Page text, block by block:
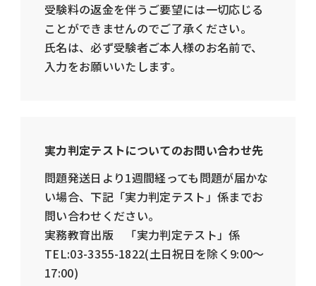
受験料の返金を伴うご要望には一切応じる
ことができませんのでご了承ください。
氏名は、必ず受験者ご本人様のお名前で、
入力をお願いいたします。
実力判定テストについてのお問い合わせ先
問題発送日より1週間経っても問題が届かな
い場合、下記「実力判定テスト」係までお
問い合わせください。
実務教育出版 「実力判定テスト」係
TEL:03-3355-1822(土日祝日を除く9:00～
17:00)